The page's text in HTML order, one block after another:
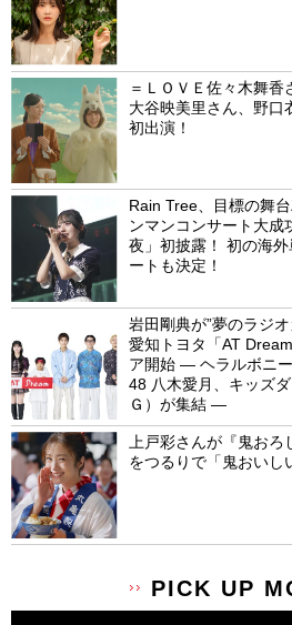
＝ＬＯＶＥ佐々木舞香
大谷映美里さん、野口
初出演！
Rain Tree、目標の舞
ンマンコンサート大成
夜」初披露！ 初の海
ートも決定！
岩田剛典が”夢のラジ
愛知トヨタ「AT
ア開始 ― ヘラルボニ
48 八木愛月、キッズ
Ｇ）が集結 ―
上戸彩さんが『鬼おろ
をつるりで「鬼おいし
PICK UP